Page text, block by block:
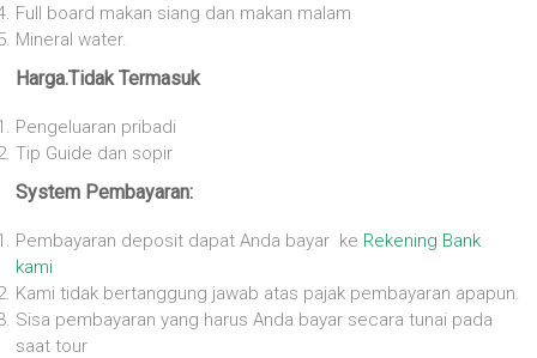
Full board makan siang dan makan malam
Mineral water.
Harga.Tidak Termasuk
Pengeluaran pribadi
Tip Guide dan sopir
System Pembayaran:
Pembayaran deposit dapat Anda bayar ke Rekening Bank
kami
Kami tidak bertanggung jawab atas pajak pembayaran apapun.
Sisa pembayaran yang harus Anda bayar secara tunai pada
saat tour